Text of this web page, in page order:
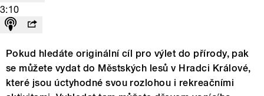
3:10
Pokud hledáte originální cíl pro výlet do přírody, pak
se můžete vydat do Městských lesů v Hradci Králové,
které jsou úctyhodné svou rozlohou i rekreačními